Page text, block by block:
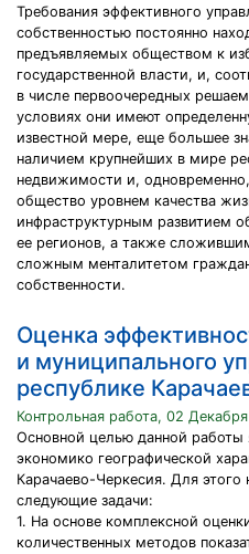
Требования эффективного
собственностью постоянно
предъявляемых обществом к
государственной власти, и,
в числе первоочередных
условиях они имеют
известной мере, еще большее
наличием крупнейших в мире
недвижимости и,
общество уровнем качества
инфраструктурным развитием
ее регионов, а также
сложным менталитетом
собственности.
Оценка
и муниципального
республике
Контрольная работа, 02
Основной целью данной работы
экономико географической
Карачаево-Черкесия. Для
следующие задачи:
1. На основе комплексной
количественных методов